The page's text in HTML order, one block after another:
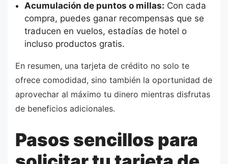
Acumulación de puntos o millas: Con cada
compra, puedes ganar recompensas que se
traducen en vuelos, estadías de hotel o
incluso productos gratis.
En resumen, una tarjeta de crédito no solo te
ofrece comodidad, sino también la oportunidad de
aprovechar al máximo tu dinero mientras disfrutas
de beneficios adicionales.
Pasos sencillos para